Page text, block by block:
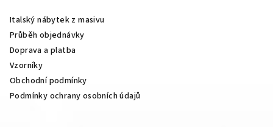
Italský nábytek z masivu
Průběh objednávky
Doprava a platba
Vzorníky
Obchodní podmínky
Podmínky ochrany osobních údajů